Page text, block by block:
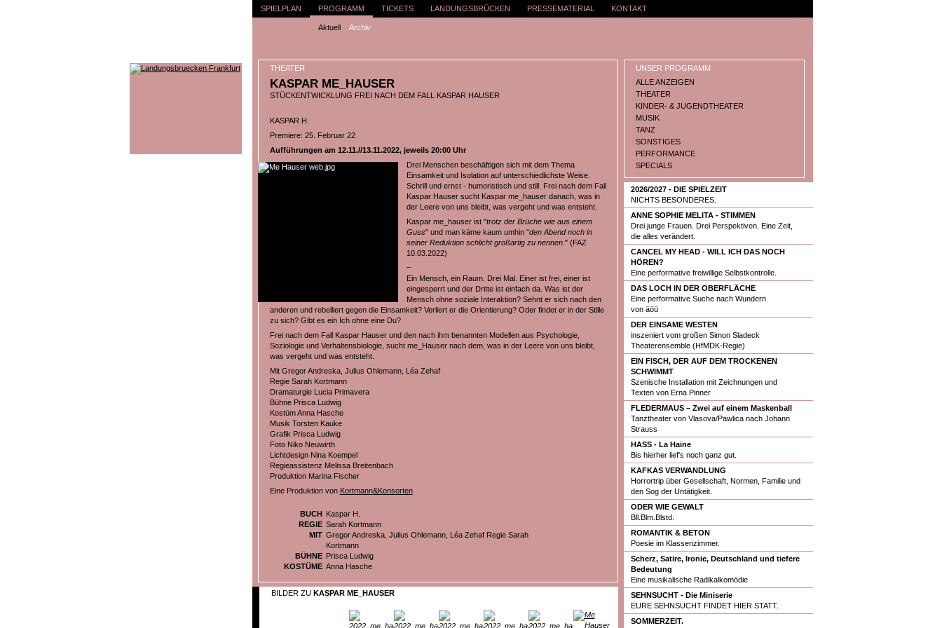
SPIELPLAN PROGRAMM
Aktuell Archiv
TICKETS LANDUNGSBRÜCKEN PRESSEMATERIAL KONTAKT
THEATER
KASPAR ME_HAUSER
STÜCKENTWICKLUNG FREI NACH DEM FALL KASPAR HAUSER
KASPAR H.
Premiere: 25. Februar 22
Aufführungen am 12.11.//13.11.2022, jeweils 20:00 Uhr
Drei Menschen beschäftigen sich mit dem Thema
Einsamkeit und Isolation auf unterschiedlichste Weise.
Schrill und ernst - humoristisch und still. Frei nach dem Fall
Kaspar Hauser sucht Kaspar me_hauser danach, was in
der Leere von uns bleibt, was vergeht und was entsteht.
Kaspar me_hauser ist "trotz der Brüche wie aus einem
Guss" und man käme kaum umhin "den Abend noch in
seiner Reduktion schlicht großartig zu nennen. " (FAZ
10.03.2022)
Ein Mensch, ein Raum. Drei Mal. Einer ist frei, einer ist
eingesperrt und der Dritte ist einfach da. Was ist der
Mensch ohne soziale Interaktion? Sehnt er sich nach den
anderen und rebelliert gegen die Einsamkeit? Verliert er die Orientierung? Oder findet er in der Stille
zu sich? Gibt es ein Ich ohne eine Du?
Frei nach dem Fall Kaspar Hauser und den nach ihm benannten Modellen aus Psychologie,
Soziologie und Verhaltensbiologie, sucht me_Hauser nach dem, was in der Leere von uns bleibt,
was vergeht und was entsteht.
Mit Gregor Andreska, Julius Ohlemann, Léa Zehaf
Regie Sarah Kortmann
Dramaturgie Lucia Primavera
Bühne Prisca Ludwig
Kostüm Anna Hasche
Musik Torsten Kauke
Grafik Prisca Ludwig
Foto Niko Neuwirth
Lichtdesign Nina Koempel
Regieassistenz Melissa Breitenbach
Produktion Marina Fischer
Eine Produktion von Kortmann&Konsorten
BUCH Kaspar H.
REGIE Sarah Kortmann
MIT Gregor Andreska, Julius Ohlemann, Léa Zehaf Regie Sarah
Kortmann
BÜHNE Prisca Ludwig
KOSTÜME Anna Hasche
BILDER ZU KASPAR ME_HAUSER
UNSER PROGRAMM
ALLE ANZEIGEN
THEATER
KINDER- & JUGENDTHEATER
MUSIK
TANZ
SONSTIGES
PERFORMANCE
SPECIALS
2026/2027 - DIE SPIELZEIT
NICHTS BESONDERES.
ANNE SOPHIE MELITA - STIMMEN
Drei junge Frauen. Drei Perspektiven. Eine Zeit,
die alles verändert.
CANCEL MY HEAD - WILL ICH DAS NOCH
HÖREN?
Eine performative freiwillige Selbstkontrolle.
DAS LOCH IN DER OBERFLÄCHE
Eine performative Suche nach Wundern
von äöü
DER EINSAME WESTEN
inszeniert vom großen Simon Sladeck
Theaterensemble (HfMDK-Regie)
EIN FISCH, DER AUF DEM TROCKENEN
SCHWIMMT
Szenische Installation mit Zeichnungen und
Texten von Erna Pinner
FLEDERMAUS – Zwei auf einem Maskenball
Tanztheater von Vlasova/Pawlica nach Johann
Strauss
HASS - La Haine
Bis hierher lief's noch ganz gut.
KAFKAS VERWANDLUNG
Horrortrip über Gesellschaft, Normen, Familie und
den Sog der Untätigkeit.
ODER WIE GEWALT
Bll.Blm.Blstd.
ROMANTIK & BETON
Poesie im Klassenzimmer.
Scherz, Satire, Ironie, Deutschland und tiefere
Bedeutung
Eine musikalische Radikalkomödie
SEHNSUCHT - Die Miniserie
EURE SEHNSUCHT FINDET HIER STATT.
SOMMERZEIT.